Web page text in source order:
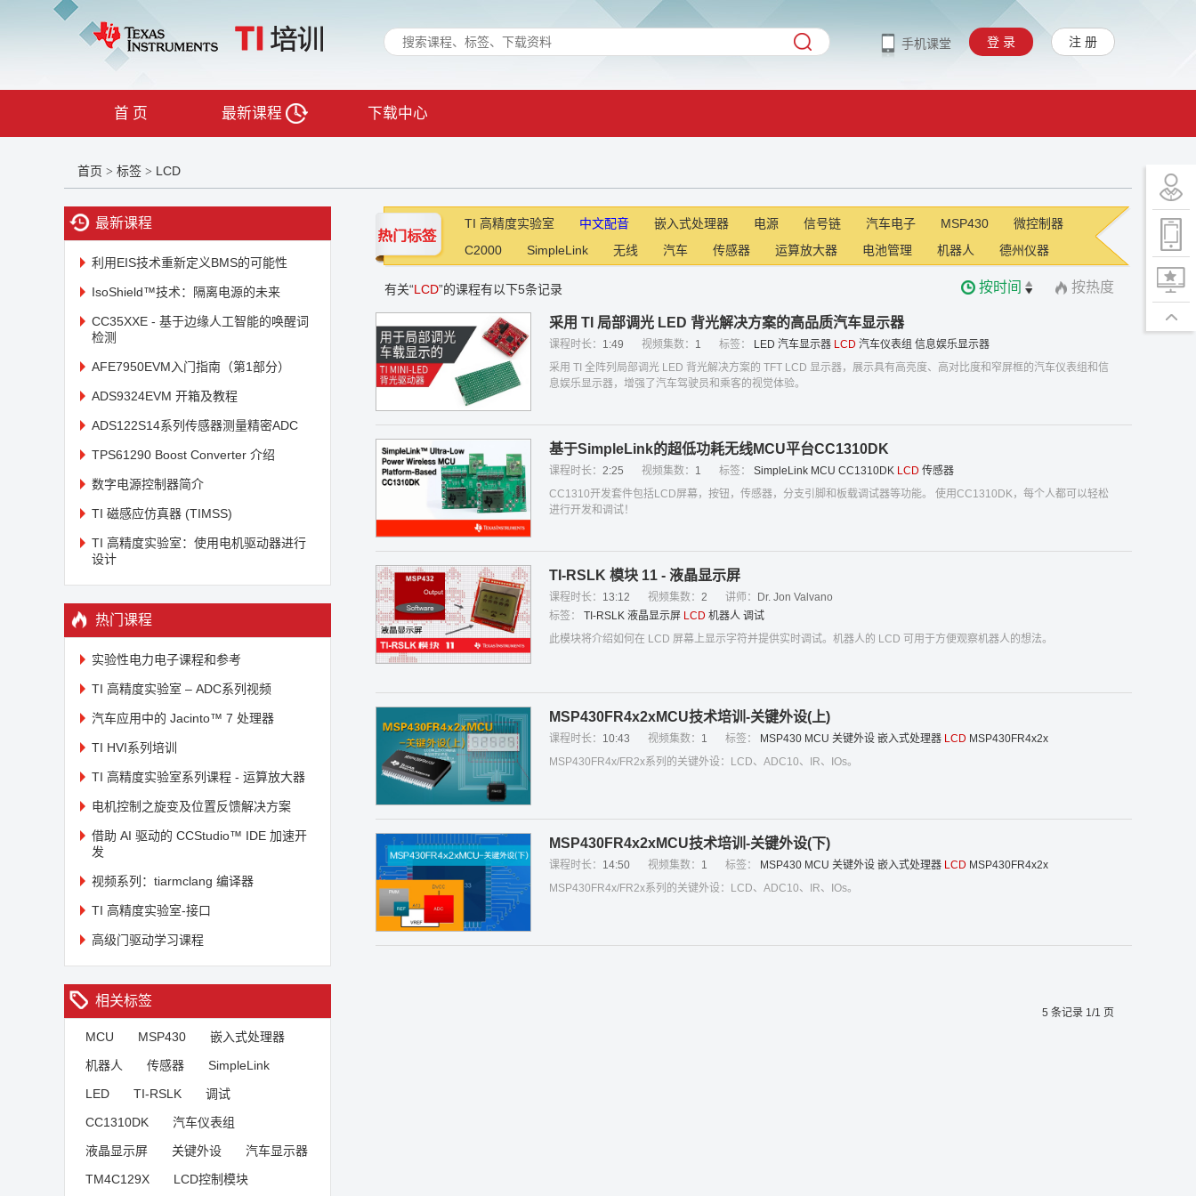
手机课堂 登 录 注 册
首 页 最新课程 下载中心
首页 > 标签 > LCD
最新课程
利用EIS技术重新定义BMS的可能性
IsoShield™技术：隔离电源的未来
CC35XXE - 基于边缘人工智能的唤醒词
检测
AFE7950EVM入门指南（第1部分）
ADS9324EVM 开箱及教程
ADS122S14系列传感器测量精密ADC
TPS61290 Boost Converter 介绍
数字电源控制器简介
TI 磁感应仿真器 (TIMSS)
TI 高精度实验室：使用电机驱动器进行
设计
热门课程
实验性电力电子课程和参考
TI 高精度实验室 – ADC系列视频
汽车应用中的 Jacinto™ 7 处理器
TI HVI系列培训
TI 高精度实验室系列课程 - 运算放大器
电机控制之旋变及位置反馈解决方案
借助 AI 驱动的 CCStudio™ IDE 加速开
发
视频系列：tiarmclang 编译器
TI 高精度实验室-接口
高级门驱动学习课程
相关标签
MCU MSP430
嵌入式处理器
机器人
传感器
SimpleLink
LED
TI-RSLK
调试
CC1310DK
汽车仪表组
液晶显示屏
关键外设
汽车显示器
TM4C129X
LCD控制模块
TI 高精度实验室 中文配音 嵌入式处理器 电源 信号链 汽车电子 MSP430
微控制器
C2000
SimpleLink 无线 汽车 传感器 运算放大器 电池管理 机器人 德州仪器
有关“LCD”的课程有以下5条记录 按时间 按热度
采用 TI 局部调光 LED 背光解决方案的高品质汽车显示器
课程时长： 1:49 视频集数： 1 标签： LED 汽车显示器 LCD 汽车仪表组 信息娱乐显示器
采用 TI 全阵列局部调光 LED 背光解决方案的 TFT LCD 显示器，展示具有高亮度、高对比度和窄屏框的汽车仪表组和信
息娱乐显示器，增强了汽车驾驶员和乘客的视觉体验。
基于SimpleLink的超低功耗无线MCU平台CC1310DK
课程时长： 2:25 视频集数： 1 标签： SimpleLink MCU CC1310DK LCD 传感器
CC1310开发套件包括LCD屏幕，按钮，传感器，分支引脚和板载调试器等功能。 使用CC1310DK，每个人都可以轻松
进行开发和调试！
TI-RSLK 模块 11 - 液晶显示屏
课程时长： 13:12 视频集数： 2 讲师：
Dr. Jon Valvano
标签：
TI-RSLK 液晶显示屏 LCD 机器人 调试
此模块将介绍如何在 LCD 屏幕上显示字符并提供实时调试。机器人的 LCD 可用于方便观察机器人的想法。
MSP430FR4x2xMCU技术培训-关键外设(上)
课程时长： 10:43 视频集数： 1 标签： MSP430 MCU 关键外设 嵌入式处理器 LCD MSP430FR4x2x
MSP430FR4x/FR2x系列的关键外设：LCD、ADC10、IR、IOs。
MSP430FR4x2xMCU技术培训-关键外设(下)
课程时长： 14:50 视频集数： 1 标签： MSP430 MCU 关键外设 嵌入式处理器 LCD MSP430FR4x2x
MSP430FR4x/FR2x系列的关键外设：LCD、ADC10、IR、IOs。
5 条记录 1/1 页